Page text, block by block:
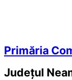
Primăria
Județul